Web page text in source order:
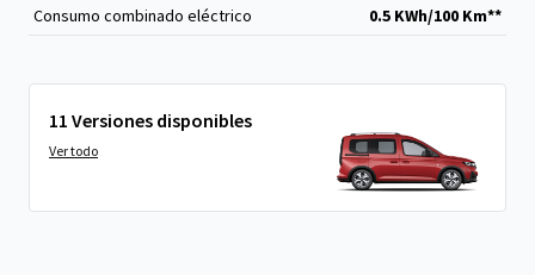
Consumo combinado eléctrico
0.5 KWh/100 Km**
11 Versiones disponibles
Ver todo